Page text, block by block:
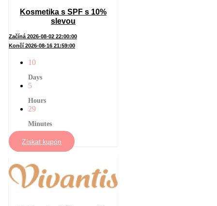
Kosmetika s SPF s 10%
slevou
Začíná 2026-08-02 22:00:00
Končí 2026-08-16 21:59:00
10
Days
5
Hours
29
Minutes
Získat kupón